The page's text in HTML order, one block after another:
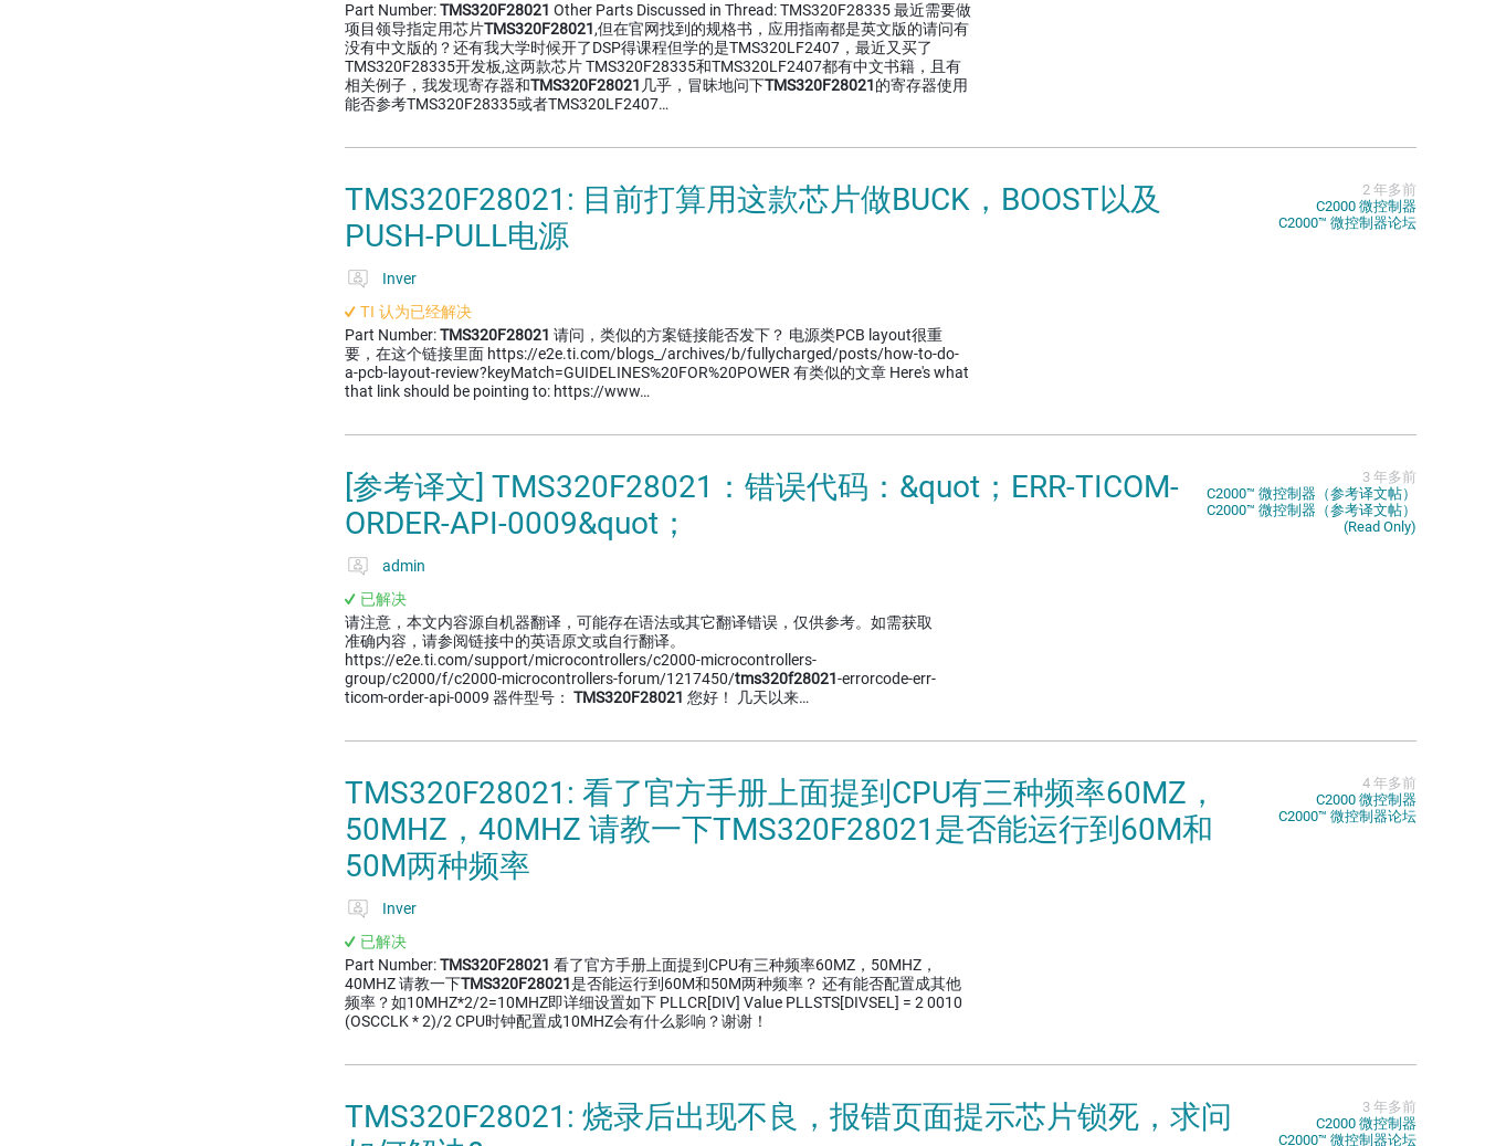
Part Number:TMS320F28021 Other Parts Discussed in Thread: TMS320F28335 最近需要做
项目领导指定用芯片TMS320F28021,但在官网找到的规格书，应用指南都是英文版的请问有
没有中文版的？还有我大学时候开了DSP得课程但学的是TMS320LF2407，最近又买了
TMS320F28335开发板,这两款芯片 TMS320F28335和TMS320LF2407都有中文书籍，且有
相关例子，我发现寄存器和TMS320F28021 几乎，冒昧地问下TMS320F28021的寄存器使用
能否参考TMS320F28335或者TMS320LF2407…
TMS320F28021: 目前打算用这款芯片做BUCK，BOOST以及
PUSH-PULL电源
Inver
TI 认为已经解决
Part Number:TMS320F28021 请问，类似的方案链接能否发下？ 电源类PCB layout很重
要，在这个链接里面 https://e2e.ti.com/blogs_/archives/b/fullycharged/posts/how-to-do-
a-pcb-layout-review?keyMatch=GUIDELINES%20FOR%20POWER 有类似的文章 Here's what
that link should be pointing to: https://www…
2 年多前
C2000 微控制器
C2000™︎ 微控制器论坛
[参考译文] TMS320F28021：错误代码：&quot；ERR-TICOM-
ORDER-API-0009&quot；
admin
已解决
请注意，本文内容源自机器翻译，可能存在语法或其它翻译错误，仅供参考。如需获取
准确内容，请参阅链接中的英语原文或自行翻译。
https://e2e.ti.com/support/microcontrollers/c2000-microcontrollers-
group/c2000/f/c2000-microcontrollers-forum/1217450/tms320f28021-errorcode-err-
ticom-order-api-0009 器件型号： TMS320F28021 您好！ 几天以来…
3 年多前
C2000™︎ 微控制器（参考译文帖）
C2000™︎ 微控制器（参考译文帖）
(Read Only)
TMS320F28021: 看了官方手册上面提到CPU有三种频率60MZ，
50MHZ，40MHZ 请教一下TMS320F28021是否能运行到60M和
50M两种频率
Inver
已解决
Part Number:TMS320F28021 看了官方手册上面提到CPU有三种频率60MZ，50MHZ，
40MHZ 请教一下TMS320F28021是否能运行到60M和50M两种频率？ 还有能否配置成其他
频率？如10MHZ*2/2=10MHZ即详细设置如下 PLLCR[DIV] Value PLLSTS[DIVSEL] = 2 0010
(OSCCLK * 2)/2 CPU时钟配置成10MHZ会有什么影响？谢谢！
4 年多前
C2000 微控制器
C2000™︎ 微控制器论坛
TMS320F28021: 烧录后出现不良，报错页面提示芯片锁死，求问
3 年多前
C2000 微控制器
C2000™︎ 微控制器论坛